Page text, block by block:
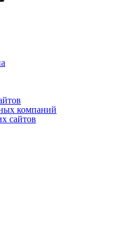
компаний
сайтов